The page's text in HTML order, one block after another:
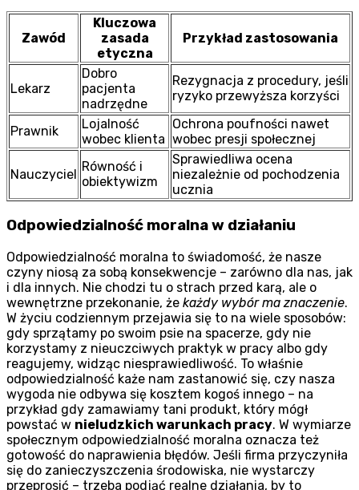
Zawód
Kluczowa
zasada
etyczna
Przykład zastosowania
Lekarz
Dobro
pacjenta
nadrzędne
Rezygnacja z procedury, jeśli
ryzyko przewyższa korzyści
Prawnik
Lojalność
wobec klienta
Ochrona poufności nawet
wobec presji społecznej
Nauczyciel
Równość i
obiektywizm
Sprawiedliwa ocena
niezależnie od pochodzenia
ucznia
Odpowiedzialność moralna w działaniu
Odpowiedzialność moralna to świadomość, że nasze
czyny niosą za sobą konsekwencje – zarówno dla nas, jak
i dla innych. Nie chodzi tu o strach przed karą, ale o
wewnętrzne przekonanie, że każdy wybór ma znaczenie.
W życiu codziennym przejawia się to na wiele sposobów:
gdy sprzątamy po swoim psie na spacerze, gdy nie
korzystamy z nieuczciwych praktyk w pracy albo gdy
reagujemy, widząc niesprawiedliwość. To właśnie
odpowiedzialność każe nam zastanowić się, czy nasza
wygoda nie odbywa się kosztem kogoś innego – na
przykład gdy zamawiamy tani produkt, który mógł
powstać w nieludzkich warunkach pracy. W wymiarze
społecznym odpowiedzialność moralna oznacza też
gotowość do naprawienia błędów. Jeśli firma przyczyniła
się do zanieczyszczenia środowiska, nie wystarczy
przeprosić – trzeba podjąć realne działania, by to